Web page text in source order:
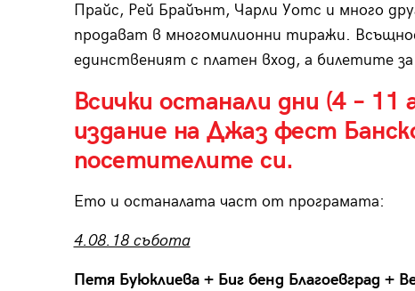
Прайс, Рей Брайънт, Чарли Уотс и много
продават в многомилионни тиражи.
единственият с платен вход, а билетите
Всички останали дни (4 –
издание на Джаз фест
посетителите си.
Ето и останалата част от програмата:
4.08.18 съботa
Петя Буюклиева + Биг бенд Благоевград +